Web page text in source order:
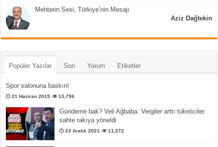
Mehterin Sesi, Türkiye’nin Mesajı
Aziz Dağtekin
Popüler Yazılar Son Yorum Etiketler
Spor salonuna baskın!
21 Haziran 2015 13,796
Gündeme bak? Veli Ağbaba: Vergiler arttı tüketiciler
sahte rakıya yöneldi
23 Aralık 2021 11,272